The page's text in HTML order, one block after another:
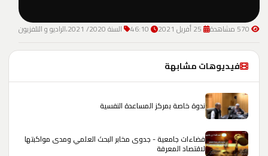
السنة 2020/ 2021،الراديو و التلفزيون
فيديوهات مشابهة
ندوة خاصة بمركز المساعدة النفسية
فضاءات جامعية - جدوى مخابر البحث العلمي ومدى مواكبتها
لاقتصاد المعرفة